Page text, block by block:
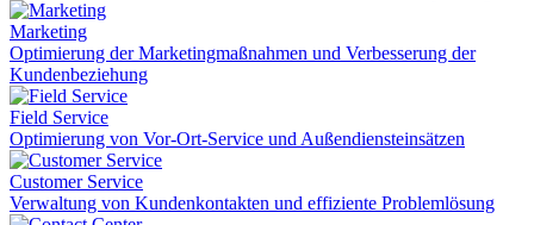
Marketing
Optimierung der Marketingmaßnahmen und Verbesserung der
Kundenbeziehung
Field Service
Optimierung von Vor-Ort-Service und Außendiensteinsätzen
Customer Service
Verwaltung von Kundenkontakten und effiziente Problemlösung